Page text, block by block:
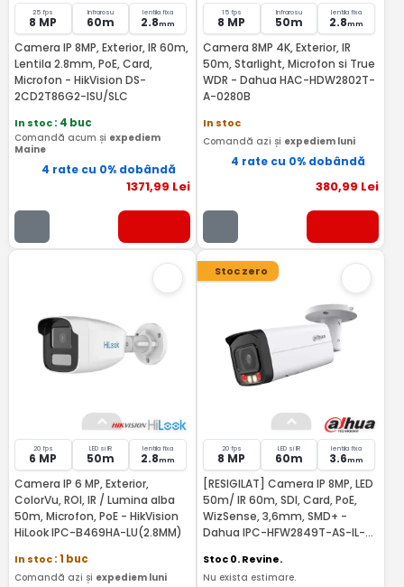
25 fps
8 MP
Infrarosu
60m
lentila fixa
2.8mm
Camera IP 8MP, Exterior, IR 60m,
Lentila 2.8mm, PoE, Card,
Microfon - HikVision DS-
2CD2T86G2-ISU/SLC
In stoc: 4 buc
Comandă acum și expediem
Maine
4 rate cu 0% dobândă
1371,99 Lei
15 fps
8 MP
Infrarosu
50m
lentila fixa
2.8mm
Camera 8MP 4K, Exterior, IR
50m, Starlight, Microfon si True
WDR - Dahua HAC-HDW2802T-
A-0280B
In stoc
Comandă azi și expediem luni
4 rate cu 0% dobândă
380,99 Lei
20 fps
6 MP
LED si IR
50m
lentila fixa
2.8mm
Camera IP 6 MP, Exterior,
ColorVu, ROI, IR / Lumina alba
50m, Microfon, PoE - HikVision
HiLook IPC-B469HA-LU(2.8MM)
In stoc: 1 buc
Comandă azi și expediem luni
Stoc zero
20 fps
8 MP
LED si IR
60m
lentila fixa
3.6mm
[RESIGILAT] Camera IP 8MP, LED
50m/ IR 60m, SDI, Card, PoE,
WizSense, 3,6mm, SMD+ -
Dahua IPC-HFW2849T-AS-IL-
Stoc 0. Revine.
Nu exista estimare.